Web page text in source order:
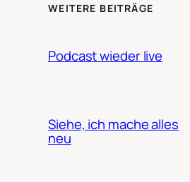
WEITERE BEITRÄGE
Podcast wieder live
Siehe, ich mache alles
neu